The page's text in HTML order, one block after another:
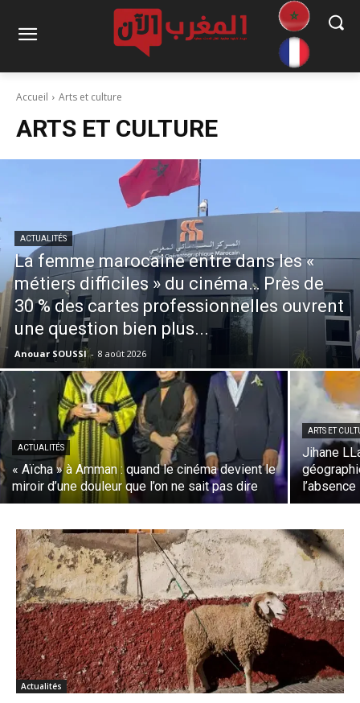
Accueil Arts et culture
ARTS ET CULTURE
ACTUALITÉS
La femme marocaine entre dans les «
métiers difficiles » du cinéma… Près de
30 % des cartes professionnelles ouvrent
une question bien plus...
Anouar SOUSSI - 8 août 2026
ACTUALITÉS
« Aïcha » à Amman : quand le cinéma devient le
miroir d’une douleur que l’on ne sait pas dire
ARTS ET
Jihane
l’absence
Actualités